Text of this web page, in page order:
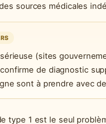
sources médicales
(sites
de diagnostic
sont à prendre avec
type 1 est le seul